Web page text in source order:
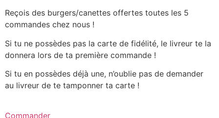
Reçois des burgers/canettes offertes toutes les 5
commandes chez nous !
Si tu ne possèdes pas la carte de fidélité, le livreur te la
donnera lors de ta première commande !
Si tu en possèdes déjà une, n’oublie pas de demander
au livreur de te tamponner ta carte !
Commander